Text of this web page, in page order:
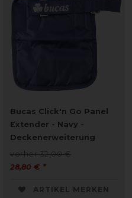
Bucas Click'n Go Panel
Extender - Navy -
Deckenerweiterung
vorher 32,00 €
28,80 € *
ARTIKEL MERKEN